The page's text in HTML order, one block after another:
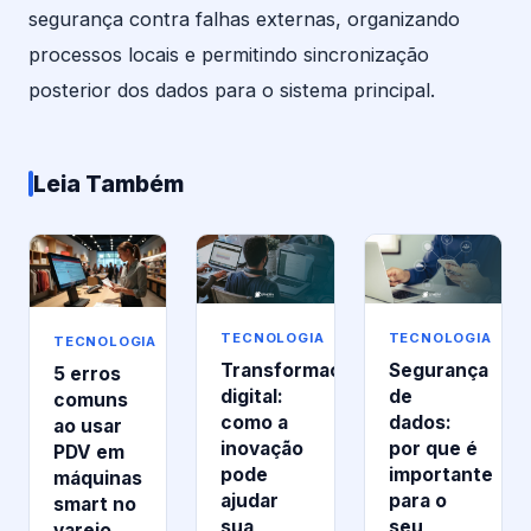
segurança contra falhas externas, organizando
processos locais e permitindo sincronização
posterior dos dados para o sistema principal.
Leia Também
TECNOLOGIA
5 erros
comuns
ao usar
PDV em
máquinas
smart no
TECNOLOGIA
Transformação
digital:
como a
inovação
pode
ajudar
TECNOLOGIA
Segurança
de
dados:
por que é
importante
para o